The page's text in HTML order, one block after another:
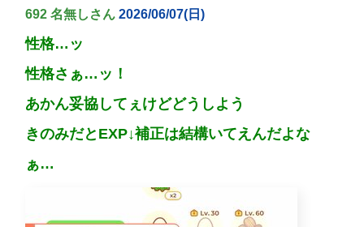
692 名無しさん 2026/06/07(日)
性格…ッ
性格さぁ…ッ！
あかん妥協してぇけどどうしよう
きのみだとEXP↓補正は結構いてえんだよな
ぁ…